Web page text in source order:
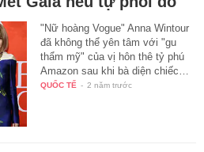
"Nữ hoàng Vogue" Anna Wintour
đã không thể yên tâm với "gu
thẩm mỹ" của vị hôn thê tỷ phú
Amazon sau khi bà diện chiếc…
QUỐC TẾ - 2 năm trước